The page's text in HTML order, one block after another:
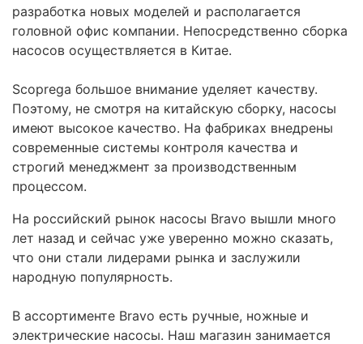
разработка новых моделей и располагается
головной офис компании. Непосредственно сборка
насосов осуществляется в Китае.
Scoprega большое внимание уделяет качеству.
Поэтому, не смотря на китайскую сборку, насосы
имеют высокое качество. На фабриках внедрены
современные системы контроля качества и
строгий менеджмент за производственным
процессом.
На российский рынок насосы Bravo вышли много
лет назад и сейчас уже уверенно можно сказать,
что они стали лидерами рынка и заслужили
народную популярность.
В ассортименте Bravo есть ручные, ножные и
электрические насосы. Наш магазин занимается